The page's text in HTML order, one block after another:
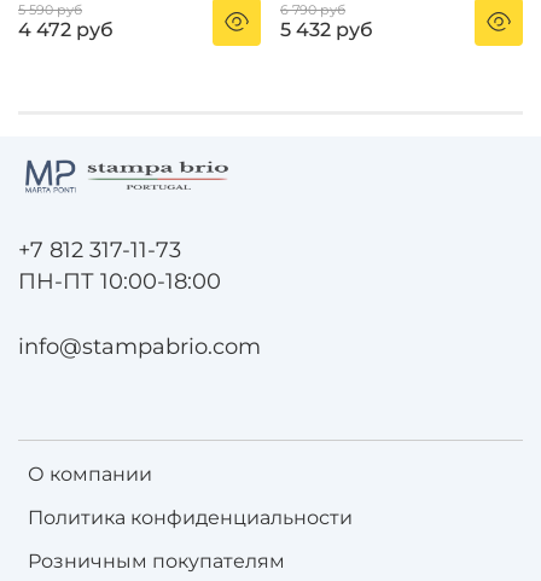
5 590 руб
4 472 руб
6 790 руб
5 432 руб
О компании
Политика конфиденциальности
Розничным покупателям
+7 812 317-11-73
ПН-ПТ 10:00-18:00
info@stampabrio.com